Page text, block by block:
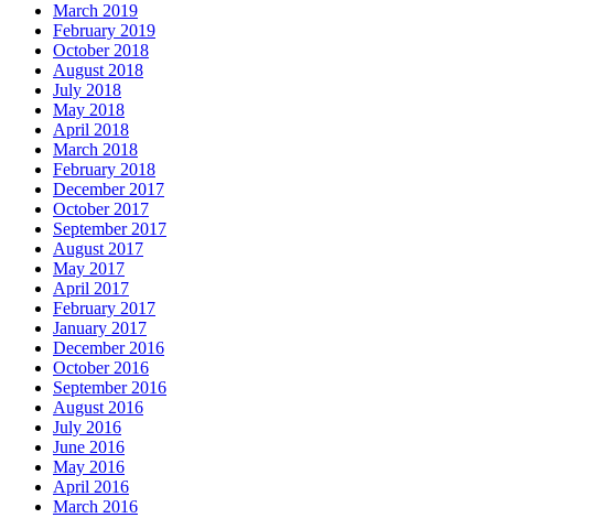
March 2019
February 2019
October 2018
August 2018
July 2018
May 2018
April 2018
March 2018
February 2018
December 2017
October 2017
September 2017
August 2017
May 2017
April 2017
February 2017
January 2017
December 2016
October 2016
September 2016
August 2016
July 2016
June 2016
May 2016
April 2016
March 2016